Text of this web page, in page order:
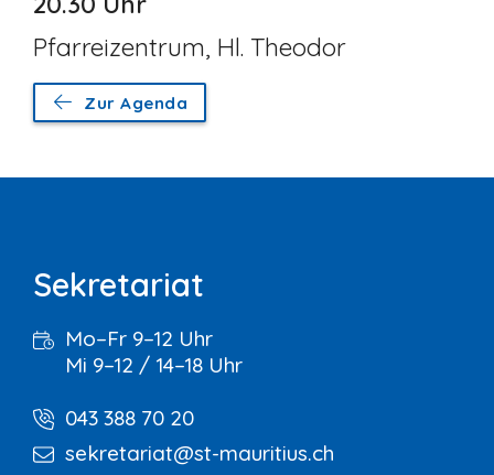
Pfarreizentrum, Hl. Theodor
Zur Agenda
Sekretariat
Mo–Fr 9–12 Uhr
Mi 9–12 / 14–18 Uhr
043 388 70 20
sekretariat@st-mauritius.ch